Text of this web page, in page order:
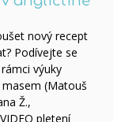
nový recept
Podívejte se
výuky
(Matouš
Ž.,
pletení